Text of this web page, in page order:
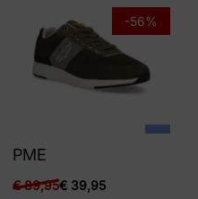
-56%
PME
€89,95€39,95